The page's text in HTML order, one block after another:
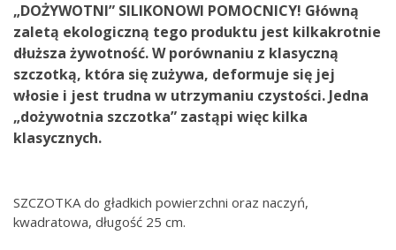
„DOŻYWOTNI” SILIKONOWI POMOCNICY! Główną
zaletą ekologiczną tego produktu jest kilkakrotnie
dłuższa żywotność.W porównaniu z klasyczną
szczotką, która się zużywa, deformuje się jej
włosie i jest trudna w utrzymaniu czystości. Jedna
„dożywotnia szczotka” zastąpi więc kilka
klasycznych.
SZCZOTKA do gładkich powierzchni oraz naczyń,
kwadratowa, długość 25 cm.